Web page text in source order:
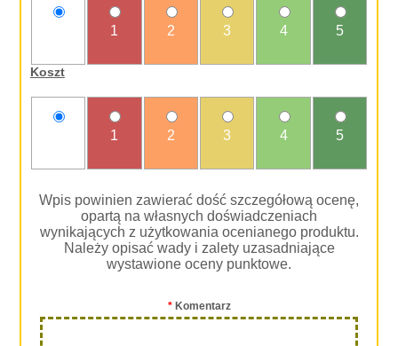
1 2 3 4 5
Koszt
1 2 3 4 5
Wpis powinien zawierać dość szczegółową ocenę,
opartą na własnych doświadczeniach
wynikających z użytkowania ocenianego produktu.
Należy opisać wady i zalety uzasadniające
wystawione oceny punktowe.
*Komentarz